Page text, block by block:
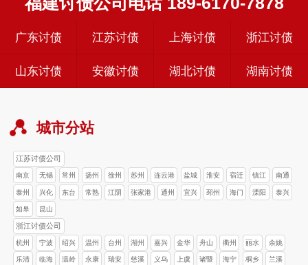
广东讨债 江苏讨债 上海讨债 浙江讨债
山东讨债 安徽讨债 湖北讨债 湖南讨债
城市分站
江苏讨债公司
南京 无锡 常州 扬州 徐州 苏州 连云港 盐城 淮安 宿迁 镇江 南通
泰州 兴化 东台 常熟 江阴 张家港 通州 宜兴 邳州 海门 溧阳 泰兴
如皋 昆山
浙江讨债公司
杭州 宁波 绍兴 温州 台州 湖州 嘉兴 金华 舟山 衢州 丽水 余姚
乐清 临海 温岭 永康 瑞安 慈溪 义乌 上虞 诸暨 海宁 桐乡 兰溪